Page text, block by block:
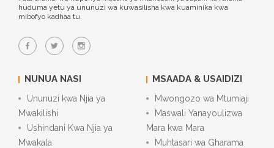
huduma yetu ya ununuzi wa kuwasilisha kwa kuaminika kwa
mibofyo kadhaa tu.
NUNUA NASI
Ununuzi kwa Njia ya
Mwakilishi
Ushindani Kwa Njia ya
Mwakala
MSAADA & USAIDIZI
Mwongozo wa Mtumiaji
Maswali Yanayoulizwa
Mara kwa Mara
Muhtasari wa Gharama